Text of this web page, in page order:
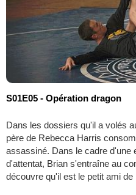
S01E05 - Opération dragon
Dans les dossiers qu'il a volés
père de Rebecca Harris
assassiné. Dans le cadre d'une
d'attentat, Brian s'entraîne au
découvre qu'il est le petit ami de